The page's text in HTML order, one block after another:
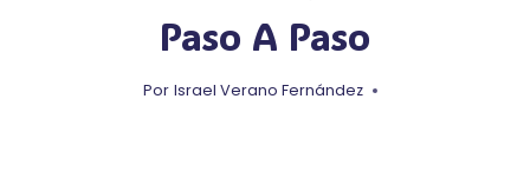
Paso A Paso
Por Israel Verano Fernández